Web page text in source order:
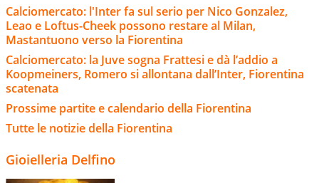
Calciomercato: l'Inter fa sul serio per Nico Gonzalez,
Leao e Loftus-Cheek possono restare al Milan,
Mastantuono verso la Fiorentina
Calciomercato: la Juve sogna Frattesi e dà l’addio a
Koopmeiners, Romero si allontana dall’Inter, Fiorentina
scatenata
Prossime partite e calendario della Fiorentina
Tutte le notizie della Fiorentina
Gioielleria Delfino